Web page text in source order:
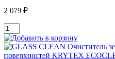
2 079 ₽